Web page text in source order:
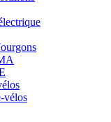
vélos